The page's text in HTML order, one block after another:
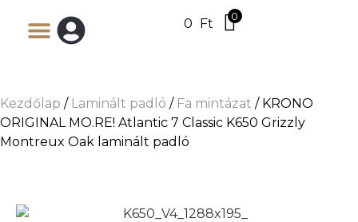
0 Ft 0
Kezdőlap / Laminált padló / Fa mintázat / KRONO
ORIGINAL MO.RE! Atlantic 7 Classic K650 Grizzly
Montreux Oak laminált padló